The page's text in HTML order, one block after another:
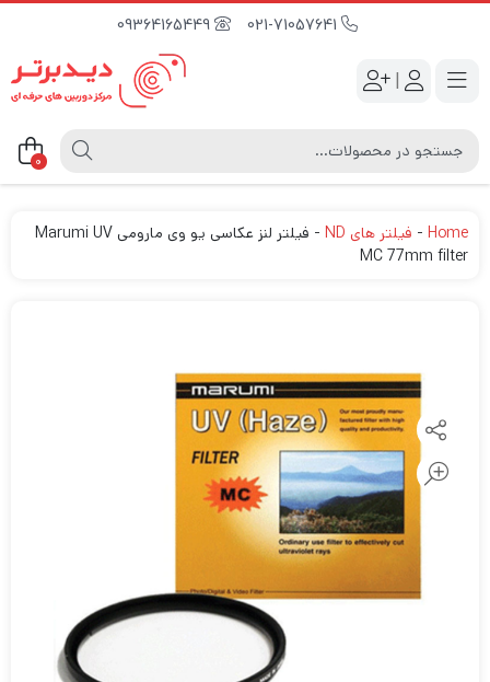
09364165449
|
0
Home
- فیلتر های ND -
فیلتر لنز عکاسی یو وی مارومی Marumi UV
MC 77mm filter